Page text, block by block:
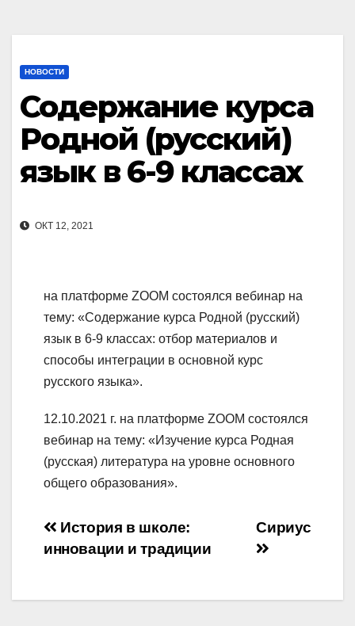
НОВОСТИ
Содержание курса
Родной (русский)
язык в 6-9 классах
ОКТ 12, 2021
на платформе ZOOM состоялся вебинар на
тему: «Содержание курса Родной (русский)
язык в 6-9 классах: отбор материалов и
способы интеграции в основной курс
русского языка».
12.10.2021 г. на платформе ZOOM состоялся
вебинар на тему: «Изучение курса Родная
(русская) литература на уровне основного
общего образования».
Навигация
записям
Сириус
История в школе:
инновации и традиции